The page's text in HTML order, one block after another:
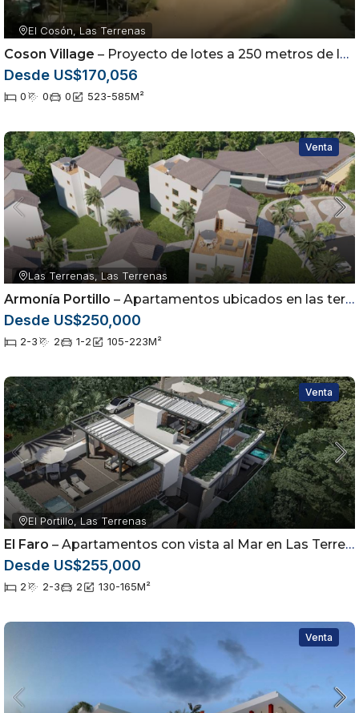
El Cosón, Las Terrenas
Coson Village – Proyecto de lotes a 250 metros de la playa
Desde US$170,056
0 0 0 523-585M²
Venta
Las Terrenas, Las Terrenas
Armonía Portillo – Apartamentos ubicados en las terrenas Samaná
Desde US$250,000
2-3 2 1-2 105-223M²
Venta
El Portillo, Las Terrenas
El Faro – Apartamentos con vista al Mar en Las Terrenas
Desde US$255,000
2 2-3 2 130-165M²
Venta